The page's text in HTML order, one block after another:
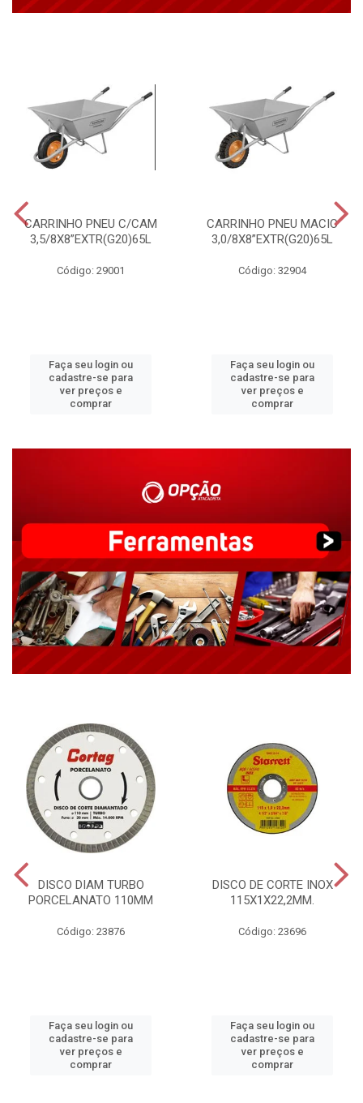
CARRINHO PNEU C/CAM
3,5/8X8”EXTR(G20)65L
Código: 29001
Faça seu login ou
cadastre-se para
ver preços e
comprar
CARRINHO PNEU MACIC
3,0/8X8”EXTR(G20)65L
Código: 32904
Faça seu login ou
cadastre-se para
ver preços e
comprar
DISCO DIAM TURBO
PORCELANATO 110MM
Código: 23876
Faça seu login ou
cadastre-se para
ver preços e
comprar
DISCO DE CORTE INOX
115X1X22,2MM.
Código: 23696
Faça seu login ou
cadastre-se para
ver preços e
comprar